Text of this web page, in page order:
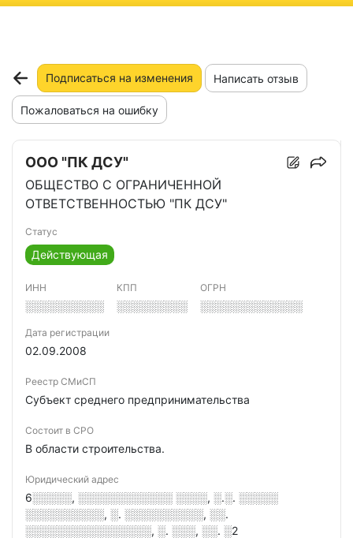
Подписаться на изменения Написать отзыв
Пожаловаться на ошибку
ООО "ПК ДСУ"
ОБЩЕСТВО С ОГРАНИЧЕННОЙ
ОТВЕТСТВЕННОСТЬЮ "ПК ДСУ"
Статус
Действующая
ИНН
░░░░░░░░░░
КПП
░░░░░░░░░
ОГРН
░░░░░░░░░░░░░
Дата регистрации
02.09.2008
Реестр СМиСП
Субъект среднего предпринимательства
Состоит в СРО
В области строительства.
Юридический адрес
6░░░░░, ░░░░░░░░░░░░ ░░░░, ░.░. ░░░░░
░░░░░░░░░░, ░. ░░░░░░░░░░, ░░.
░░░░░░░░░░░░░░░░, ░. ░░░, ░░. ░2